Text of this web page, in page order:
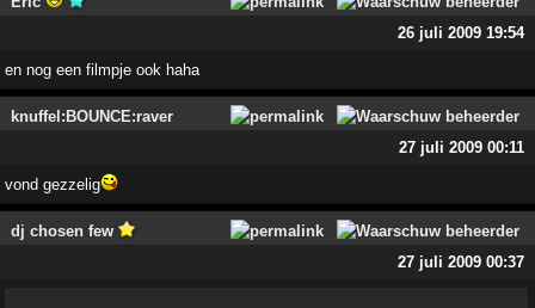
26 juli 2009 19:54
en nog een filmpje ook haha
knuffel:BOUNCE:raver
27 juli 2009 00:11
vond gezzelig
dj chosen few
27 juli 2009 00:37